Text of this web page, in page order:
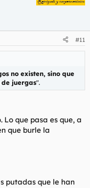
#11
no existen, sino que
de juergas".
Lo que pasa es que, a
que burle la
putadas que le han